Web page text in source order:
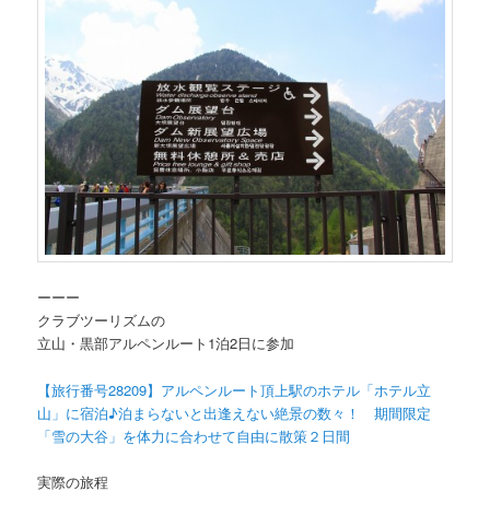
ーーー
クラブツーリズムの
立山・黒部アルペンルート1泊2日に参加
【旅行番号28209】アルペンルート頂上駅のホテル「ホテル立
山」に宿泊♪泊まらないと出逢えない絶景の数々！ 期間限定
「雪の大谷」を体力に合わせて自由に散策２日間
実際の旅程